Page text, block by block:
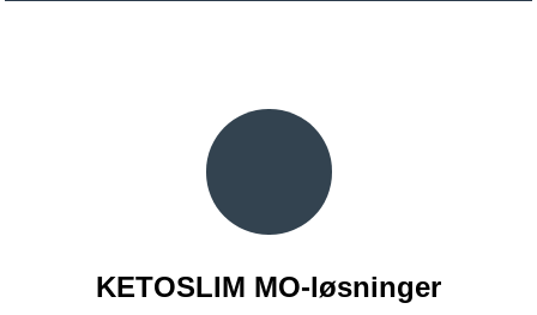
KETOSLIM MO-løsninger